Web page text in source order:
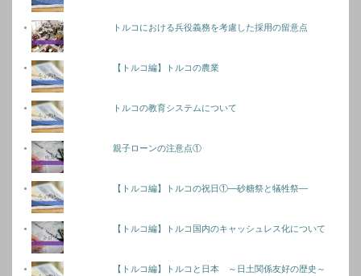
トルコにおける兵役義務を考慮した採用の留意点
【トルコ編】トルコの農業
トルコの教育システムについて
親子ローンの注意点①
【トルコ編】トルコの祝日①―砂糖祭と犠牲祭―
【トルコ編】トルコ国内のキャッシュレス化について
【トルコ編】トルコと日本 ～日土関係友好の歴史～